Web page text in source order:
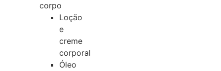
corpo
Loção
e
creme
corporal
Óleo